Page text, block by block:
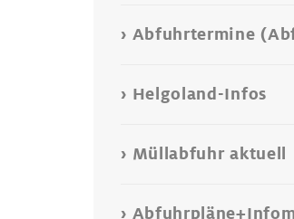
Abfuhrtermine
Helgoland-Infos
Müllabfuhr aktuell